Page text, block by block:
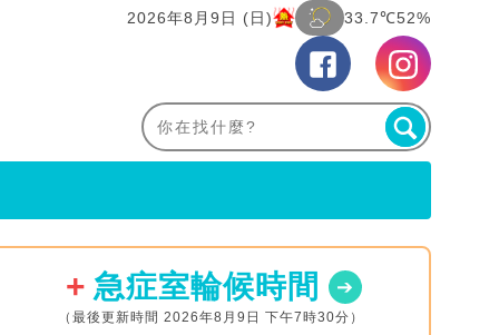
2026年8月9日 (日) 33.7℃52%
急症室輪候時間
（最後更新時間 2026年8月9日 下午7時30分）